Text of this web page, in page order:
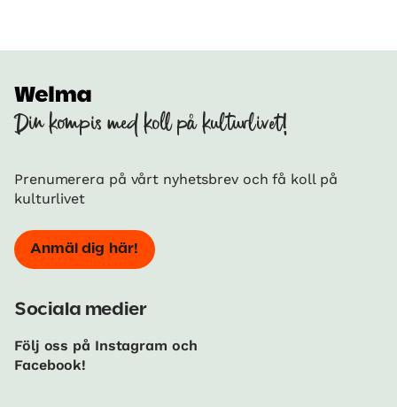
Din kompis med koll på kulturlivet!
Prenumerera på vårt nyhetsbrev och få koll på
kulturlivet
Anmäl dig här!
Sociala medier
Följ oss på Instagram och
Facebook!